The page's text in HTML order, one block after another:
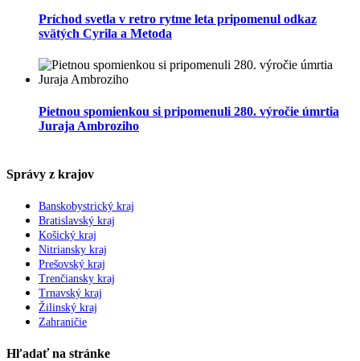
Príchod svetla v retro rytme leta pripomenul odkaz
svätých Cyrila a Metoda
Pietnou spomienkou si pripomenuli 280. výročie úmrtia
Juraja Ambroziho
Správy z krajov
Banskobystrický kraj
Bratislavský kraj
Košický kraj
Nitriansky kraj
Prešovský kraj
Trenčiansky kraj
Trnavský kraj
Žilinský kraj
Zahraničie
Hľadať na stránke